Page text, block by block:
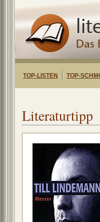
TOP-LISTEN TOP-
Literaturtipp